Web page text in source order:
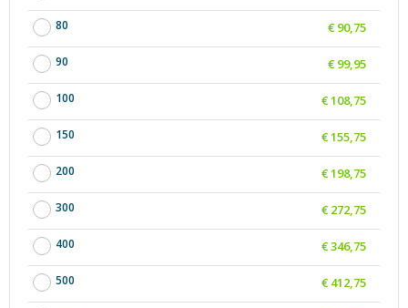
80
90
100
150
200
300
400
500
€ 90,75
€ 99,95
€ 108,75
€ 155,75
€ 198,75
€ 272,75
€ 346,75
€ 412,75